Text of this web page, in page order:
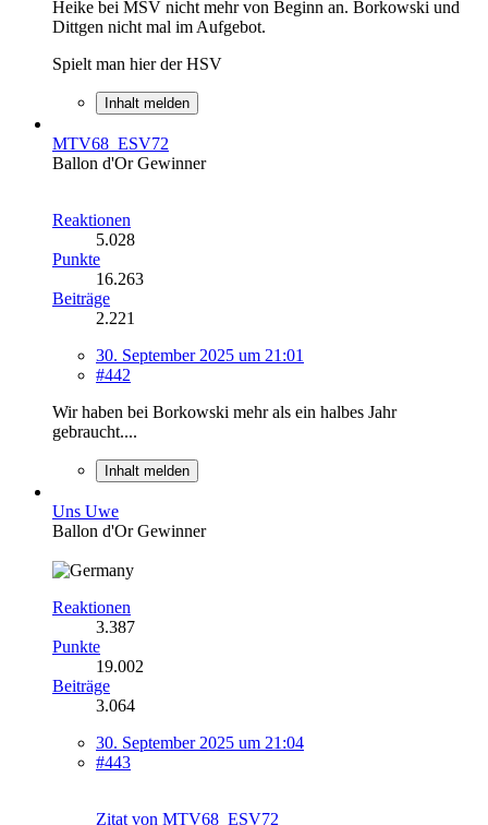
Heike bei MSV nicht mehr von Beginn an. Borkowski und
Dittgen nicht mal im Aufgebot.
Spielt man hier der HSV
Inhalt melden
MTV68_ESV72
Ballon d'Or Gewinner
Reaktionen
5.028
Punkte
16.263
Beiträge
2.221
30. September 2025 um 21:01
#442
Wir haben bei Borkowski mehr als ein halbes Jahr
gebraucht....
Inhalt melden
Uns Uwe
Ballon d'Or Gewinner
Reaktionen
3.387
Punkte
19.002
Beiträge
3.064
30. September 2025 um 21:04
#443
Zitat von MTV68_ESV72